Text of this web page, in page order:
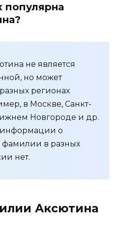
популярна
не является
но может
регионах
в Москве, Санкт-
Новгороде и др.
информации о
фамилии в разных
нет.
Аксютина